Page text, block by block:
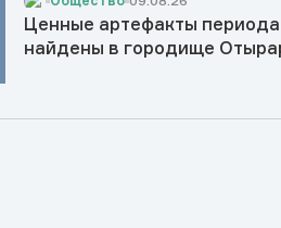
Ценные артефакты
найдены в городище